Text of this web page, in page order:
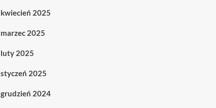
kwiecień 2025
marzec 2025
luty 2025
styczeń 2025
grudzień 2024